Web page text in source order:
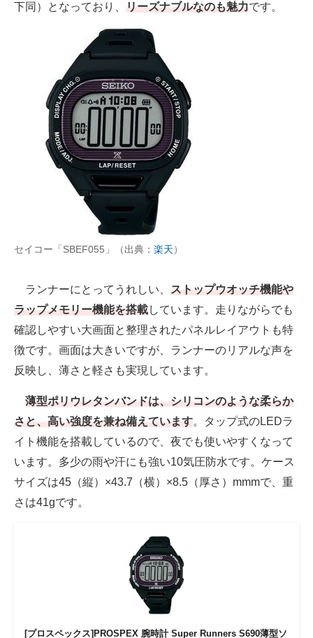
下同）となっており、 リーズナブルなのも魅力です。
セイコー「SBEF055」（出典： 楽天）
ランナーにとってうれしい、 ストップウオッチ機能や
ラップメモリー機能を搭載しています。走りながらでも
確認しやすい大画面と整理されたパネルレイアウトも特
徴です。画面は大きいですが、ランナーのリアルな声を
反映し、薄さと軽さも実現しています。
薄型ポリウレタンバンドは、シリコンのような柔らか
さと、高い強度を兼ね備えています。タップ式のLEDラ
イト機能を搭載しているので、夜でも使いやすくなって
います。多少の雨や汗にも強い10気圧防水です。ケース
サイズは45（縦）×43.7（横）×8.5（厚さ）mmmで、重
さは41gです。
[プロスペックス]PROSPEX 腕時計 Super Runners S690薄型ソ